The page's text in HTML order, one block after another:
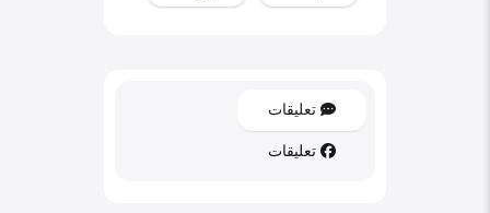
تعليقات
تعليقات